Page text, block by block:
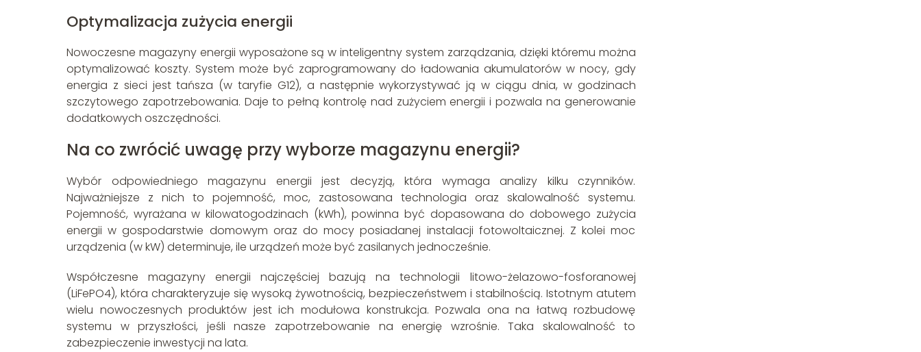
Optymalizacja zużycia energii
Nowoczesne magazyny energii wyposażone są w inteligentny system zarządzania, dzięki któremu można
optymalizować koszty. System może być zaprogramowany do ładowania akumulatorów w nocy, gdy
energia z sieci jest tańsza (w taryfie G12), a następnie wykorzystywać ją w ciągu dnia, w godzinach
szczytowego zapotrzebowania. Daje to pełną kontrolę nad zużyciem energii i pozwala na generowanie
dodatkowych oszczędności.
Na co zwrócić uwagę przy wyborze magazynu energii?
Wybór odpowiedniego magazynu energii jest decyzją, która wymaga analizy kilku czynników.
Najważniejsze z nich to pojemność, moc, zastosowana technologia oraz skalowalność systemu.
Pojemność, wyrażana w kilowatogodzinach (kWh), powinna być dopasowana do dobowego zużycia
energii w gospodarstwie domowym oraz do mocy posiadanej instalacji fotowoltaicznej. Z kolei moc
urządzenia (w kW) determinuje, ile urządzeń może być zasilanych jednocześnie.
Współczesne magazyny energii najczęściej bazują na technologii litowo-żelazowo-fosforanowej
(LiFePO4), która charakteryzuje się wysoką żywotnością, bezpieczeństwem i stabilnością. Istotnym atutem
wielu nowoczesnych produktów jest ich modułowa konstrukcja. Pozwala ona na łatwą rozbudowę
systemu w przyszłości, jeśli nasze zapotrzebowanie na energię wzrośnie. Taka skalowalność to
zabezpieczenie inwestycji na lata.